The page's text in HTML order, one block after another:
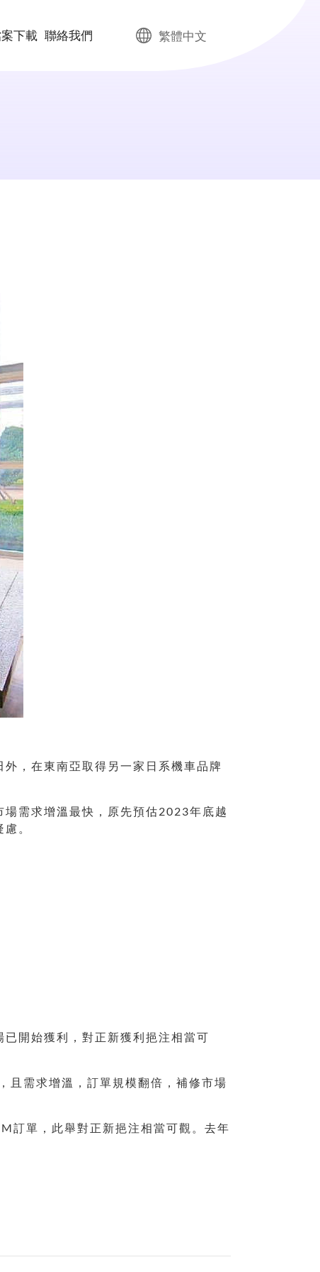
下載 聯絡我們 繁體中文
，在東南亞取得另一家日系機車品牌
需求增溫最快，原先預估2023年底越
。
開始獲利，對正新獲利挹注相當可
且需求增溫，訂單規模翻倍，補修市場
訂單，此舉對正新挹注相當可觀。去年